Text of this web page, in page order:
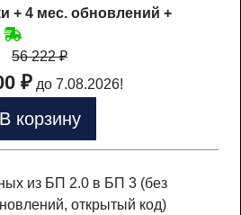
+ 4 мес. обновлений +
56 222₽
₽ до 7.08.2026!
В корзину
из БП 2.0 в БП 3 (без
открытый код)